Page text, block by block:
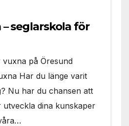
– seglarskola för
vuxna på Öresund
Har du länge varit
Nu har du chansen att
utveckla dina kunskaper